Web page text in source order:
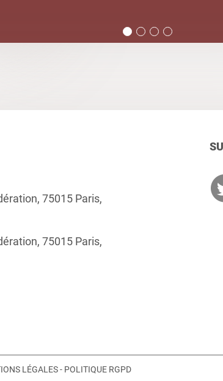
75015 Paris,
75015 Paris,
LÉGALES- POLITIQUE RGPD